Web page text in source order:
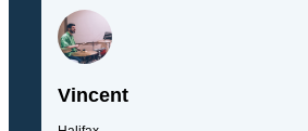
Vincent